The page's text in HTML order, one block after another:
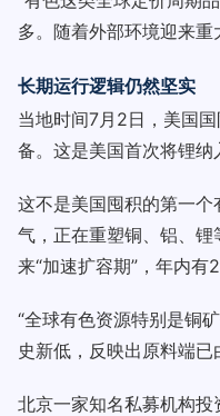
多。随着外部环境迎来
长期运行逻辑仍然坚实
当地时间7月2日，美国
备。这是美国首次将锂纳
这不是美国囤积的第一
气，正在重塑铜、铝、
来“加速扩容期”，年内有
“全球有色资源特别是铜
史新低，反映出原料端
北京一家知名私募机构